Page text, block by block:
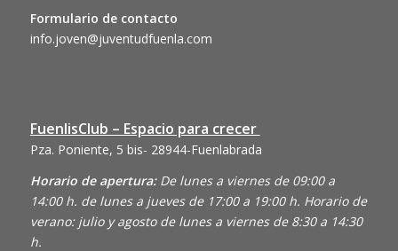
Formulario de contacto
info.joven@juventudfuenla.com
FuenlisClub – Espacio para crecer
Pza. Poniente, 5 bis- 28944-Fuenlabrada
Horario de apertura:De lunes a viernes de 09:00 a
14:00 h. de lunes a jueves de 17:00 a 19:00 h. Horario de
verano: julio y agosto de lunes a viernes de 8:30 a 14:30
h.